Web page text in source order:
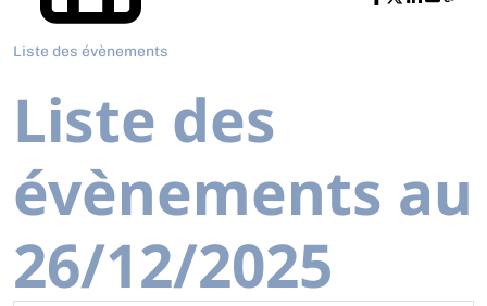
Liste des évènements
Liste des
évènements au
26/12/2025